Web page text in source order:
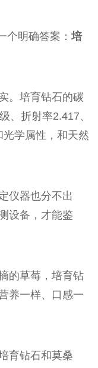
个明确答案：培
。培育钻石的碳
、折射率2.417、
学属性，和天然
仪器也分不出
设备，才能鉴
的草莓，培育钻
养一样、口感一
育钻石和莫桑